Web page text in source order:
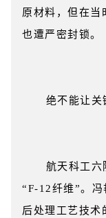
原材料，但在当
也遭严密封锁。
绝不能让关
航天科工六
“F-12纤维”。冯
后处理工艺技术